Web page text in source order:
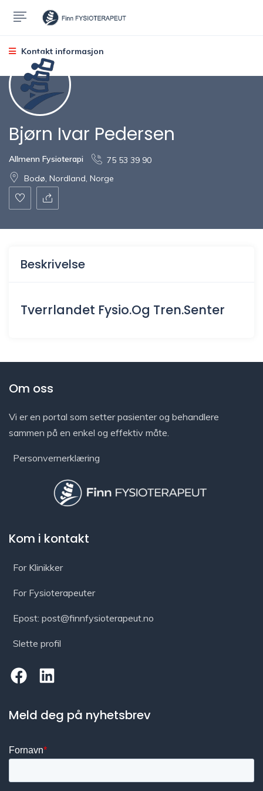
Kontakt informasjon
Bjørn Ivar Pedersen
Allmenn Fysioterapi
75 53 39 90
Bodø, Nordland, Norge
Beskrivelse
Tverrlandet Fysio.Og Tren.Senter
Om oss
Vi er en portal som setter pasienter og behandlere
sammen på en enkel og effektiv måte.
Personvernerklæring
Kom i kontakt
For Klinikker
For Fysioterapeuter
Epost: post@finnfysioterapeut.no
Slette profil
Meld deg på nyhetsbrev